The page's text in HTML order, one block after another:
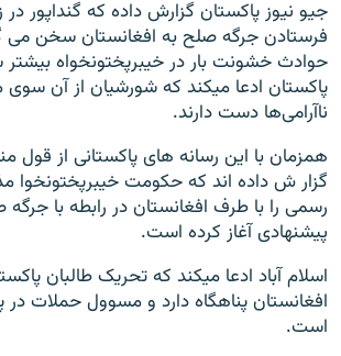
جیو نیوز پاکستان گزارش داده که گنداپور در
فرستادن جرگه صلح به افغانستان سخن می
حوادث خشونت بار در خیبرپختونخواه
پاکستان ادعا میکند که شورشیان از آن سوی
نا‌آرامی‌ها دست دارند.
همزمان با این رسانه های پاکستانی از قول
گزار ش داده اند که حکومت خیبرپختونخوا
رسمی را با طرف افغانستان در رابطه با
پیشنهادی آغاز کرده است.
اسلام آباد ادعا میکند که تحریک طالبان
افغانستان پناهگاه دارد و مسوول حملات در
است.